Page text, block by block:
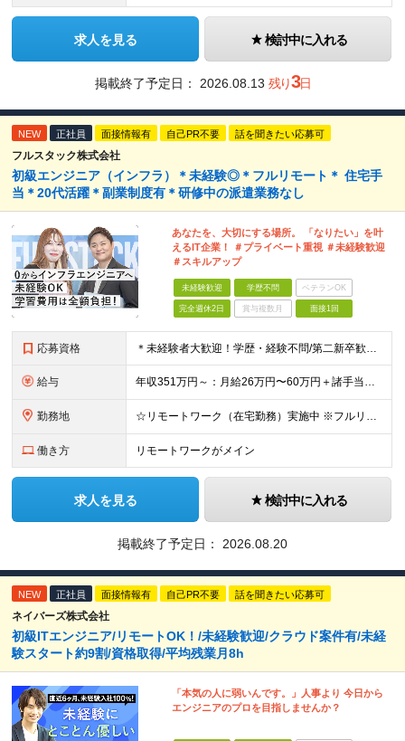
求人を見る 検討中に入れる
掲載終了予定日： 2026.08.13 残り3日
NEW 正社員 面接情報有 自己PR不要 話を聞きたい応募可
フルスタック株式会社
初級エンジニア（インフラ）＊未経験◎＊フルリモート＊ 住宅手
当＊20代活躍＊副業制度有＊研修中の派遣業務なし
あなたを、大切にする場所。 「なりたい」を叶
えるIT企業！ ＃プライベート重視 ＃未経験歓迎
＃スキルアップ
未経験歓迎 学歴不問 ベテランOK
完全週休2日 賞与複数月 面接1回
応募資格 ＊未経験者大歓迎！学歴・経験不問/第二新卒歓迎/充実研修/WEB面接可能＊ ▼未経験歓迎＆完全ポテンシャル採用！▼ 基礎のキソから学べる研修があるので経験は一切不問！ 面接では「あなたの想い」を教
給与 年収351万円～：月給26万円〜60万円＋諸手当＋インセンティブ（２種）＋賞与 ★Point 設立から9ヶ月で全社員2万円の昇給実績 ※成果はしっかりと還元いたします！ ★Point 100％年
勤務地 ☆リモートワーク（在宅勤務）実施中 ※フルリモート可 【グループ本社】東京都中央区八丁堀3-6-6 アド京橋ビル2F ∟宝町駅 5分/京橋駅 7分/八丁堀駅7分/JR東京駅10分 【プロジェクト先
働き方 リモートワークがメイン
求人を見る 検討中に入れる
掲載終了予定日： 2026.08.20
NEW 正社員 面接情報有 自己PR不要 話を聞きたい応募可
ネイバーズ株式会社
初級ITエンジニア/リモートOK！/未経験歓迎/クラウド案件有/未経
験スタート約9割/資格取得/平均残業月8h
「本気の人に弱いんです。」人事より 今日から
エンジニアのプロを目指しませんか？